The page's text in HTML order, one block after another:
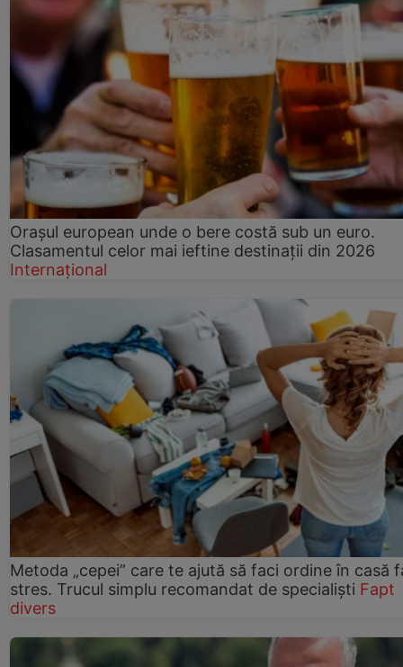
Orașul european unde o bere costă sub un euro.
Clasamentul celor mai ieftine destinații din 2026
Internațional
Metoda „cepei” care te ajută să faci ordine în casă
stres. Trucul simplu recomandat de specialiști Fapt
divers